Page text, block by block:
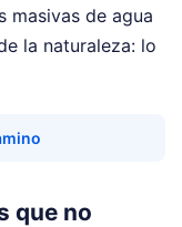
masivas de agua
la naturaleza: lo
que no